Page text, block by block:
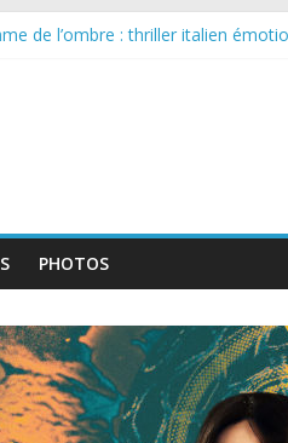
de l’ombre : thriller italien
PHOTOS